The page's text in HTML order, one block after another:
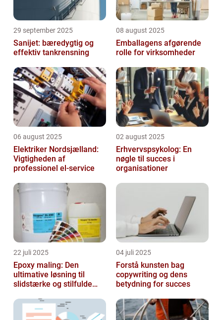
29 september 2025
Sanijet: bæredygtig og
effektiv tankrensning
08 august 2025
Emballagens afgørende
rolle for virksomheder
06 august 2025
Elektriker Nordsjælland:
Vigtigheden af
professionel el-service
02 august 2025
Erhvervspsykolog: En
nøgle til succes i
organisationer
22 juli 2025
Epoxy maling: Den
ultimative løsning til
slidstærke og stilfulde
04 juli 2025
Forstå kunsten bag
copywriting og dens
betydning for succes